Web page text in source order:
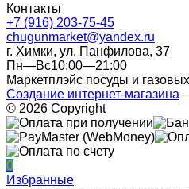
Контакты
+7 (916) 203-75-45
chugunmarket@yandex.ru
г. Химки, ул. Панфилова, 37
Пн—Вс10:00—21:00
Маркетплэйс посуды и
Создание интернет-магазина
© 2026 Copyright
0
Избранные